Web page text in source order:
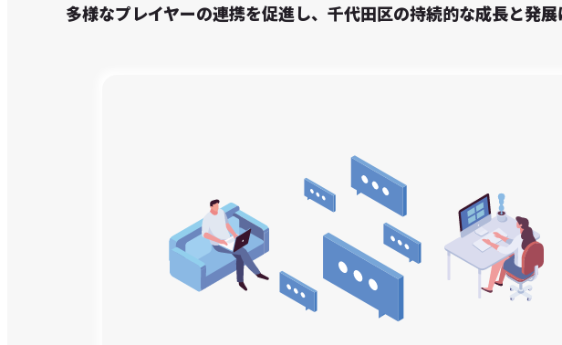
多様なプレイヤーの連携を促進し、千代田区の持続的な成長と発展